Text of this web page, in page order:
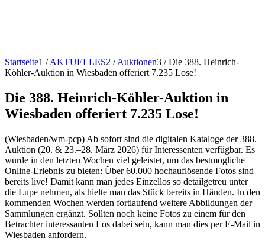
Startseite1 / AKTUELLES2 / Auktionen3 / Die 388. Heinrich-
Köhler-Auktion in Wiesbaden offeriert 7.235 Lose!
Die 388. Heinrich-Köhler-Auktion in
Wiesbaden offeriert 7.235 Lose!
(Wiesbaden/wm-pcp) Ab sofort sind die digitalen Kataloge der 388.
Auktion (20. & 23.–28. März 2026) für Interessenten verfügbar. Es
wurde in den letzten Wochen viel geleistet, um das bestmögliche
Online-Erlebnis zu bieten: Über 60.000 hochauflösende Fotos sind
bereits live! Damit kann man jedes Einzellos so detailgetreu unter
die Lupe nehmen, als hielte man das Stück bereits in Händen. In den
kommenden Wochen werden fortlaufend weitere Abbildungen der
Sammlungen ergänzt. Sollten noch keine Fotos zu einem für den
Betrachter interessanten Los dabei sein, kann man dies per E-Mail in
Wiesbaden anfordern.